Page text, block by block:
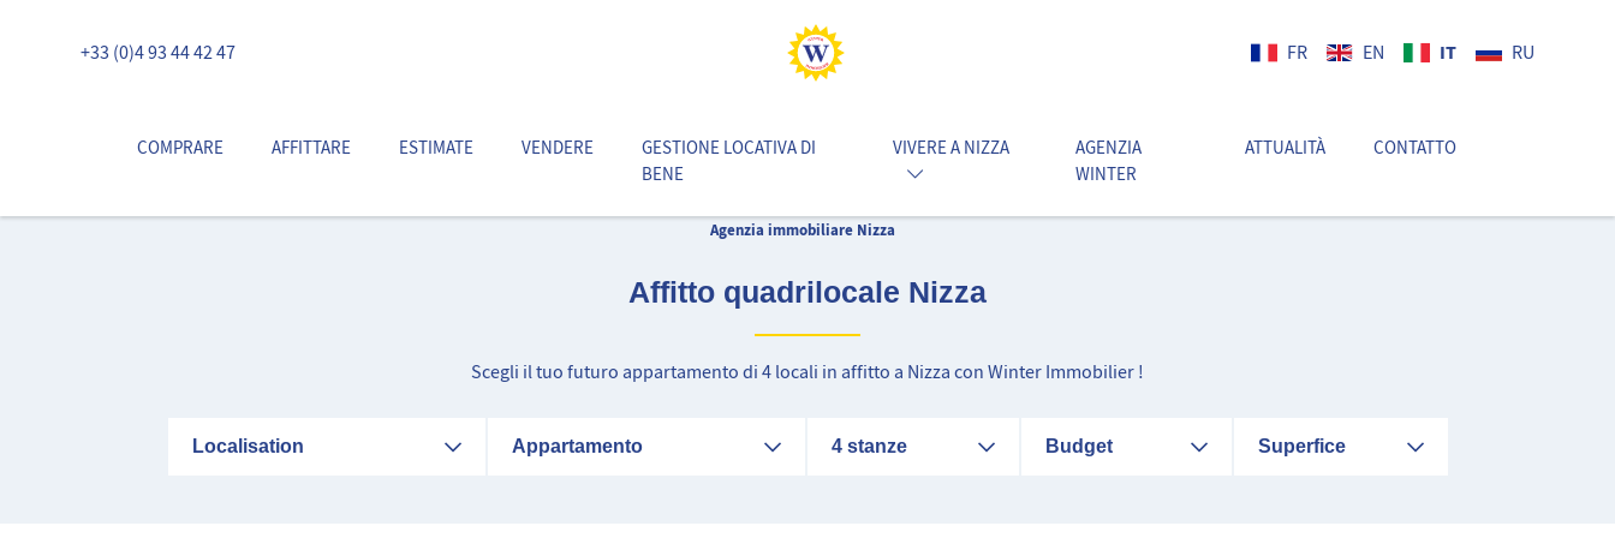
+33 (0)4 93 44 42 47 FR EN IT RU
COMPRARE AFFITTARE ESTIMATE VENDERE
GESTIONE LOCATIVA DI
BENE
VIVERE A NIZZA
AGENZIA
WINTER
ATTUALITÀ CONTATTO
Agenzia immobiliare Nizza
Affitto quadrilocale Nizza
Scegli il tuo futuro appartamento di 4 locali in affitto a Nizza con Winter Immobilier !
Localisation Appartamento 4 stanze Budget Superfice